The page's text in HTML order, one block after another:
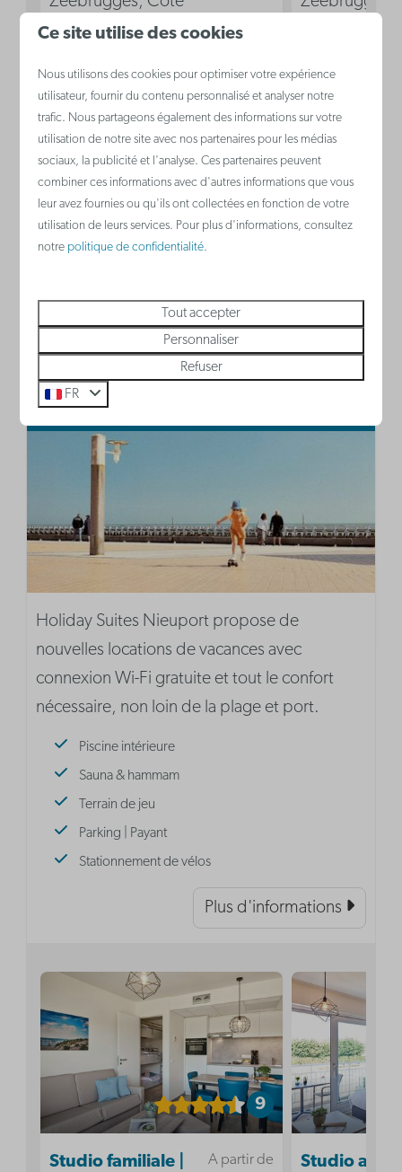
2 personnes
belge
2
Oui
2
Climatisation
Cuisine
Lit double dans le séjour
Oui
Canapé-
Nieuport
Belgique - Côte belge
Holiday Suites Nieuport propose de
nouvelles locations de vacances avec
connexion Wi-Fi gratuite et tout le confort
nécessaire, non loin de la plage et port.
Piscine intérieure
Sauna & hammam
Terrain de jeu
Parking | Payant
Stationnement de vélos
Plus d'informations
9
A partir de
Studio familiale |
Studio
Ce site utilise des cookies
Nous utilisons des cookies pour optimiser votre expérience
utilisateur, fournir du contenu personnalisé et analyser notre
trafic. Nous partageons également des informations sur votre
utilisation de notre site avec nos partenaires pour les médias
sociaux, la publicité et l'analyse. Ces partenaires peuvent
combiner ces informations avec d'autres informations que vous
leur avez fournies ou qu'ils ont collectées en fonction de votre
utilisation de leurs services. Pour plus d'informations, consultez
notre politique de confidentialité.
Tout accepter
Personnaliser
Refuser
FR